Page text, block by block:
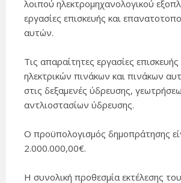
λοιπού ηλεκτρομηχανολογικού
εργασίες επισκευής και
αυτών.
Τις απαραίτητες εργασίες
ηλεκτρικών πινάκων και πινάκων
στις δεξαμενές ύδρευσης,
αντλιοστασίων ύδρευσης.
Ο προϋπολογισμός δημοπράτησης
2.000.000,00€.
Η συνολική προθεσμία εκτέλεσης